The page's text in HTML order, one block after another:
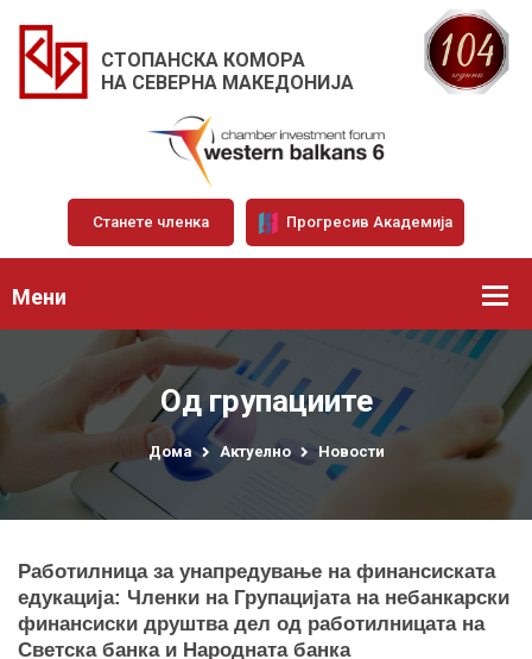
СТОПАНСКА КОМОРА
НА СЕВЕРНА МАКЕДОНИЈА
Станете членка Прогресив Академија
Мени
Од групациите
Дома Актуелно Новости
Работилница за унапредување на финансиската
едукација: Членки на Групацијата на небанкарски
финансиски друштва дел од работилницата на
Светска банка и Народната банка